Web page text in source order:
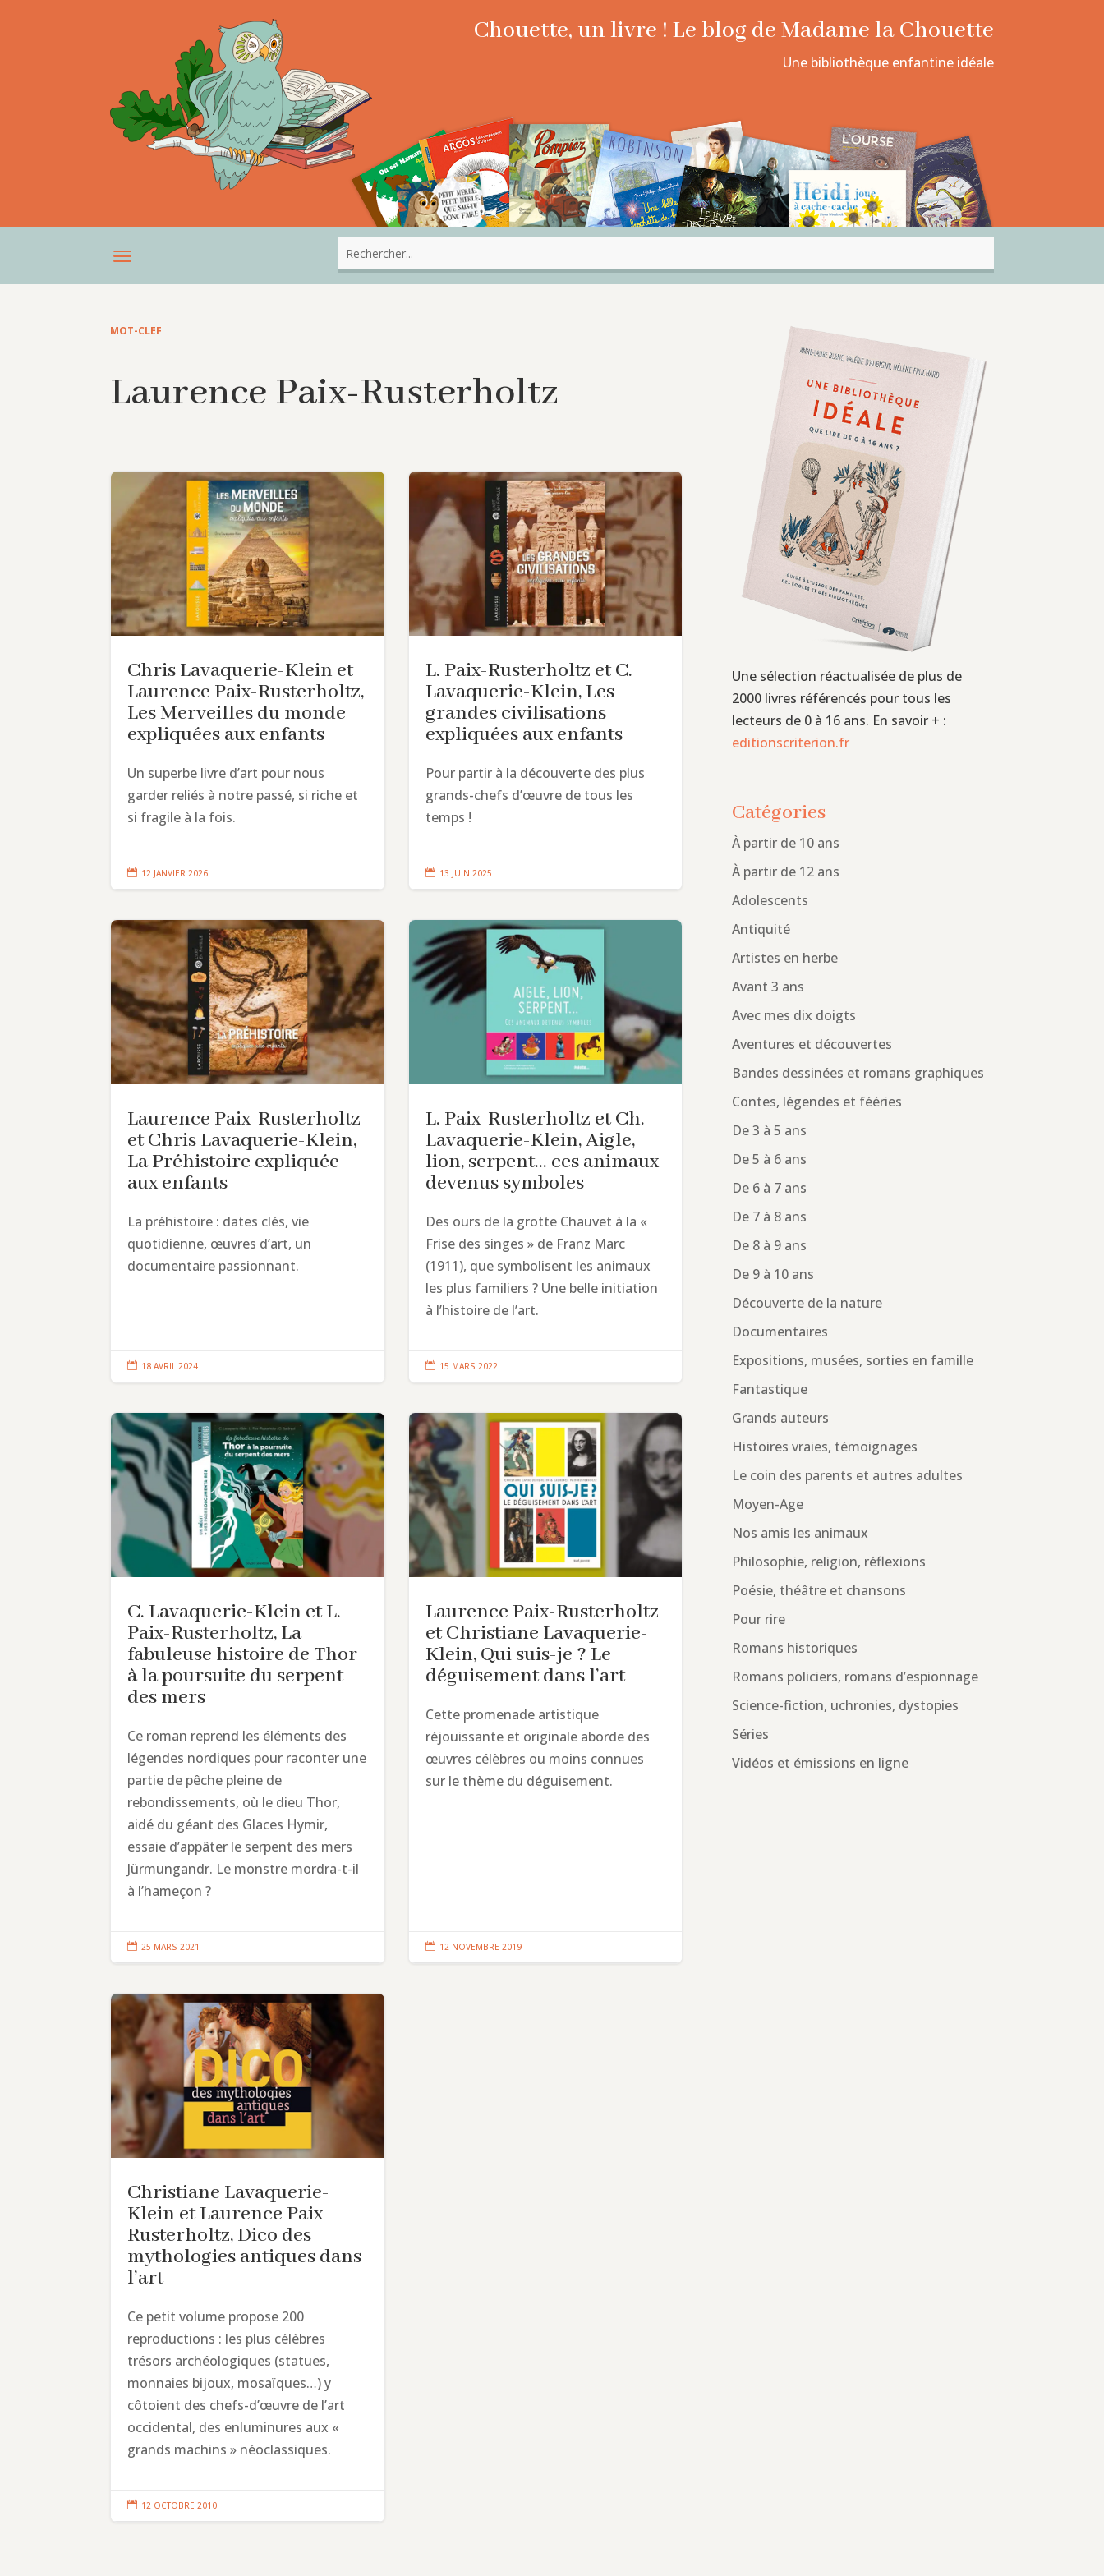
Chouette, un livre ! Le blog de Madame la Chouette
Une bibliothèque enfantine idéale
MOT-CLEF
Laurence Paix-Rusterholtz
Chris Lavaquerie-Klein et
Laurence Paix-Rusterholtz,
Les Merveilles du monde
expliquées aux enfants
Un superbe livre d’art pour nous
garder reliés à notre passé, si riche et
si fragile à la fois.
 12 JANVIER 2026
L. Paix-Rusterholtz et C.
Lavaquerie-Klein, Les
grandes civilisations
expliquées aux enfants
Pour partir à la découverte des plus
grands-chefs d’œuvre de tous les
temps !
 13 JUIN 2025
Laurence Paix-Rusterholtz
et Chris Lavaquerie-Klein,
La Préhistoire expliquée
aux enfants
La préhistoire : dates clés, vie
quotidienne, œuvres d’art, un
documentaire passionnant.
 18 AVRIL 2024
L. Paix-Rusterholtz et Ch.
Lavaquerie-Klein, Aigle,
lion, serpent… ces animaux
devenus symboles
Des ours de la grotte Chauvet à la «
Frise des singes » de Franz Marc
(1911), que symbolisent les animaux
les plus familiers ? Une belle initiation
à l’histoire de l’art.
 15 MARS 2022
C. Lavaquerie-Klein et L.
Paix-Rusterholtz, La
fabuleuse histoire de Thor
à la poursuite du serpent
des mers
Ce roman reprend les éléments des
légendes nordiques pour raconter une
partie de pêche pleine de
rebondissements, où le dieu Thor,
aidé du géant des Glaces Hymir,
essaie d’appâter le serpent des mers
Jürmungandr. Le monstre mordra-t-il
à l’hameçon ?
 25 MARS 2021
Laurence Paix-Rusterholtz
et Christiane Lavaquerie-
Klein, Qui suis-je ? Le
déguisement dans l’art
Cette promenade artistique
réjouissante et originale aborde des
œuvres célèbres ou moins connues
sur le thème du déguisement.
 12 NOVEMBRE 2019
Christiane Lavaquerie-
Klein et Laurence Paix-
Rusterholtz, Dico des
mythologies antiques dans
l’art
Ce petit volume propose 200
reproductions : les plus célèbres
trésors archéologiques (statues,
monnaies bijoux, mosaïques…) y
côtoient des chefs-d’œuvre de l’art
occidental, des enluminures aux «
grands machins » néoclassiques.
 12 OCTOBRE 2010
Une sélection réactualisée de plus de
2000 livres référencés pour tous les
lecteurs de 0 à 16 ans. En savoir + :
editionscriterion.fr
Catégories
À partir de 10 ans
À partir de 12 ans
Adolescents
Antiquité
Artistes en herbe
Avant 3 ans
Avec mes dix doigts
Aventures et découvertes
Bandes dessinées et romans graphiques
Contes, légendes et fééries
De 3 à 5 ans
De 5 à 6 ans
De 6 à 7 ans
De 7 à 8 ans
De 8 à 9 ans
De 9 à 10 ans
Découverte de la nature
Documentaires
Expositions, musées, sorties en famille
Fantastique
Grands auteurs
Histoires vraies, témoignages
Le coin des parents et autres adultes
Moyen-Age
Nos amis les animaux
Philosophie, religion, réflexions
Poésie, théâtre et chansons
Pour rire
Romans historiques
Romans policiers, romans d’espionnage
Science-fiction, uchronies, dystopies
Séries
Vidéos et émissions en ligne